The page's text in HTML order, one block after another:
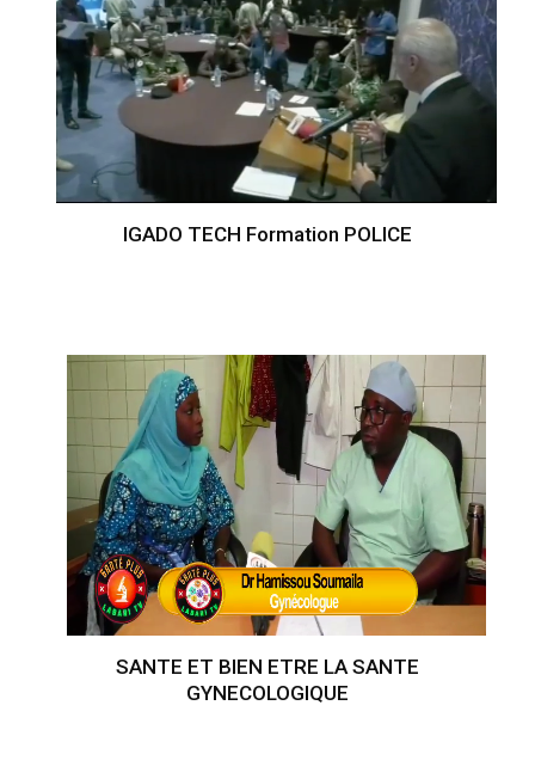
IGADO TECH Formation POLICE
SANTE ET BIEN ETRE LA SANTE
GYNECOLOGIQUE